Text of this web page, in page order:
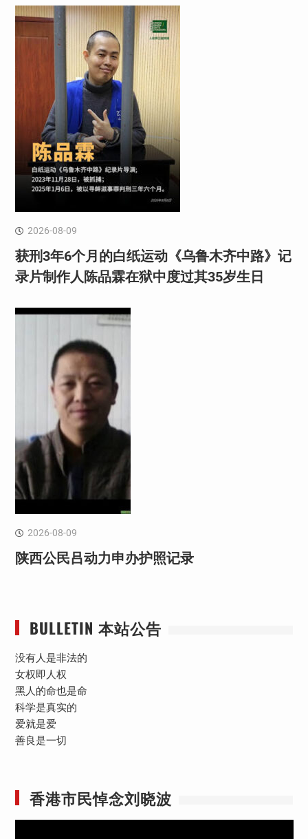
2026-08-09
获刑3年6个月的白纸运动《乌鲁木齐中路》记
录片制作人陈品霖在狱中度过其35岁生日
2026-08-09
陕西公民吕动力申办护照记录
BULLETIN 本站公告
没有人是非法的
女权即人权
黑人的命也是命
科学是真实的
爱就是爱
善良是一切
香港市民悼念刘晓波